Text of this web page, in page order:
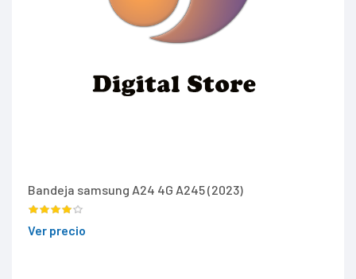
Bandeja samsung A24 4G A245 (2023)
Ver precio